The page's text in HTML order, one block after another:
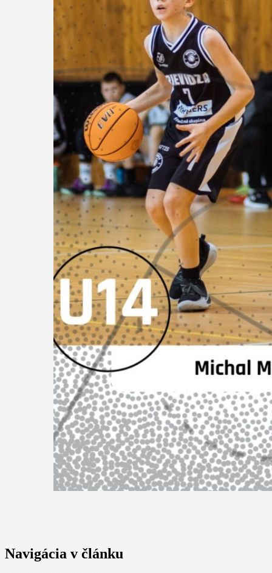
Navigácia v článku